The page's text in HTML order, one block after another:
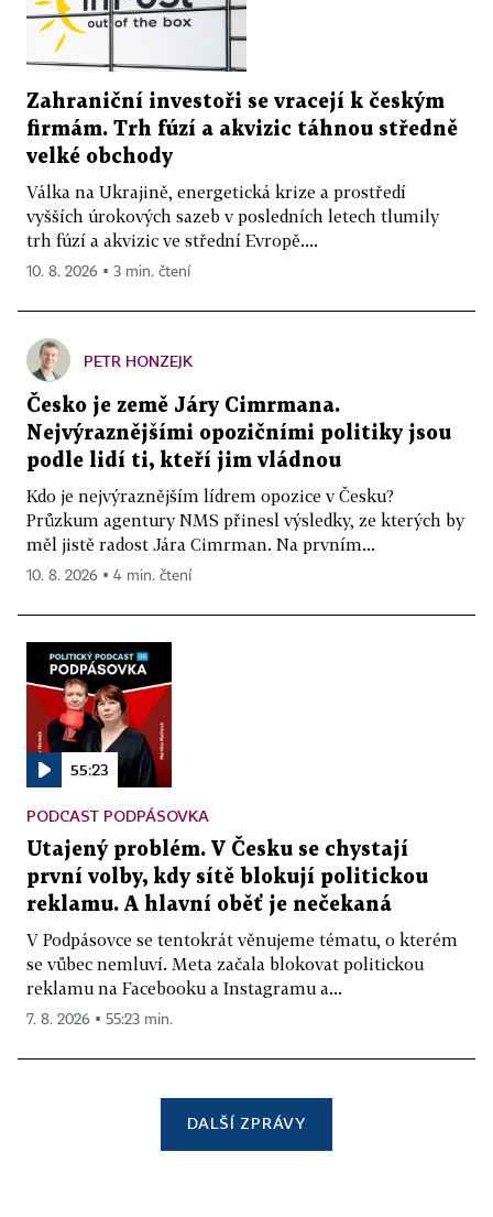
Zahraniční investoři se vracejí k českým
firmám. Trh fúzí a akvizic táhnou středně
velké obchody
Válka na Ukrajině, energetická krize a prostředí
vyšších úrokových sazeb v posledních letech tlumily
trh fúzí a akvizic ve střední Evropě....
10. 8. 2026 ▪ 3 min. čtení
PETR HONZEJK
Česko je země Járy Cimrmana.
Nejvýraznějšími opozičními politiky jsou
podle lidí ti, kteří jim vládnou
Kdo je nejvýraznějším lídrem opozice v Česku?
Průzkum agentury NMS přinesl výsledky, ze kterých by
měl jistě radost Jára Cimrman. Na prvním...
10. 8. 2026 ▪ 4 min. čtení
55:23
PODCAST PODPÁSOVKA
Utajený problém. V Česku se chystají
první volby, kdy sítě blokují politickou
reklamu. A hlavní oběť je nečekaná
V Podpásovce se tentokrát věnujeme tématu, o kterém
se vůbec nemluví. Meta začala blokovat politickou
reklamu na Facebooku a Instagramu a...
7. 8. 2026 ▪ 55:23 min.
DALŠÍ ZPRÁVY